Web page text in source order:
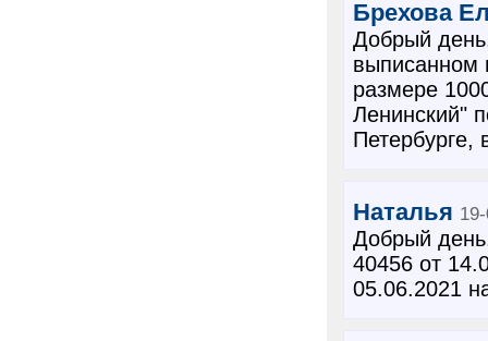
Брехова
Добрый
выписанном
размере
Ленинский"
Петербурге,
Наталья
Добрый
40456 от
05.06.2021